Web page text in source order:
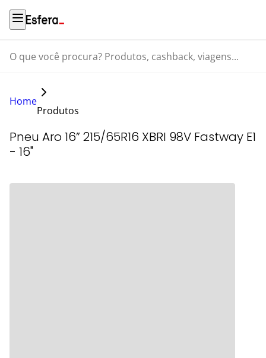
O que você procura? Produtos, cashback, viagens...
Home
Produtos
Pneu Aro 16” 215/65R16 XBRI 98V Fastway E1
- 16"